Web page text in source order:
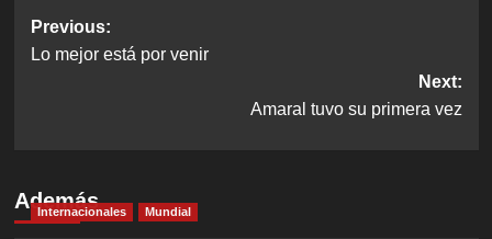
Post
navigation
Previous:
Lo mejor está por venir
Next:
Amaral tuvo su primera vez
Además
Internacionales Mundial